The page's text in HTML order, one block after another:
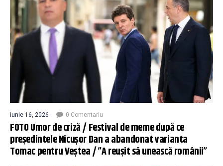
iunie 16, 2026 0 Comentariu
FOTO Umor de criză / Festival de meme după ce
președintele Nicușor Dan a abandonat varianta
Tomac pentru Veștea / ”A reușit să unească românii”